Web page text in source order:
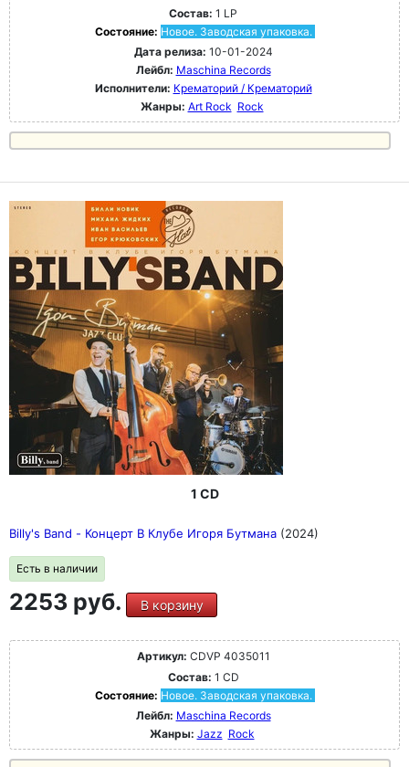
Состав: 1 LP
Состояние: Новое. Заводская упаковка.
Дата релиза: 10-01-2024
Лейбл: Maschina Records
Исполнители: Крематорий / Крематорий
Жанры: Art Rock Rock
1 CD
Billy's Band - Концерт В Клубе Игоря Бутмана (2024)
Есть в наличии
2253 руб. В корзину
Артикул: CDVP 4035011
Состав: 1 CD
Состояние: Новое. Заводская упаковка.
Лейбл: Maschina Records
Жанры: Jazz Rock